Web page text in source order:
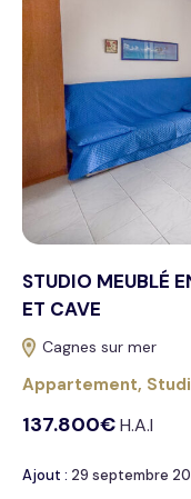
STUDIO MEUBLÉ
ET CAVE
Cagnes sur mer
Appartement,
137.800€H.A.I
Ajout : 29 septembre